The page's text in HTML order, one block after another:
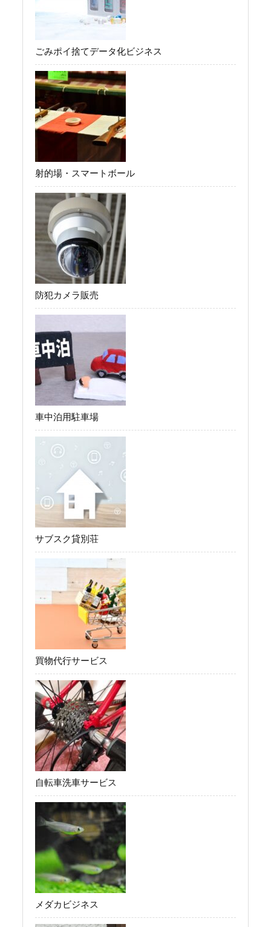
ごみポイ捨てデータ化ビジネス
射的場・スマートボール
防犯カメラ販売
車中泊用駐車場
サブスク貸別荘
買物代行サービス
自転車洗車サービス
メダカビジネス